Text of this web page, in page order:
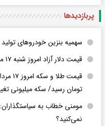
پربازدید‌ها
سهمیه بنزین خودروهای تولید ۱۳۸۵ به قبل حذف خواهد شد؟
قیمت دلار آزاد امروز شنبه ۱۷ مرداد ۱۴۰۵
تومان رسید/ سکه میلیونی
مومنی خطاب به
نمی‌کنید؟